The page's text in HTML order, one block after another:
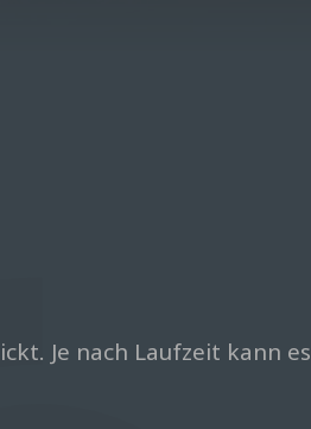
Je nach Laufzeit kann es